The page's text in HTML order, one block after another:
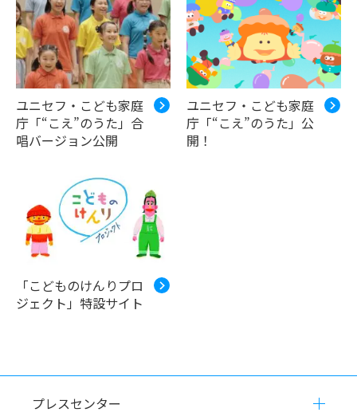
ユニセフ・こども家庭
庁「“こえ”のうた」合
唱バージョン公開
ユニセフ・こども家庭
庁「“こえ”のうた」公
開！
「こどものけんりプロ
ジェクト」特設サイト
プレスセンター